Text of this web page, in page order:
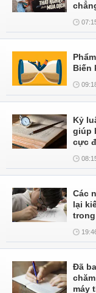
Biến
Kỷ
giúp
cực
Các
lại
Đã
máy